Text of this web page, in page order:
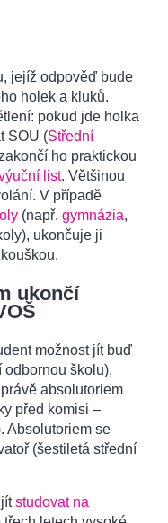
jejíž odpověď bude
holek a kluků.
pokud jde holka
SOU (Střední
ho praktickou
list. Většinou
V případě
(např. gymnázia,
ukončuje ji
ukončí
možnost jít buď
odbornou školu),
absolutoriem
před komisi –
Absolutoriem se
(šestiletá střední
studovat na